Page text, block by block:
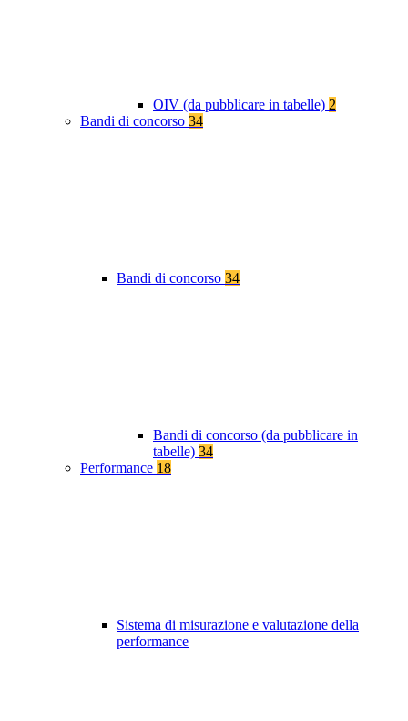
OIV (da pubblicare in tabelle) 2
Bandi di concorso 34
Bandi di concorso 34
Bandi di concorso (da pubblicare in
tabelle) 34
Performance 18
Sistema di misurazione e valutazione della
performance